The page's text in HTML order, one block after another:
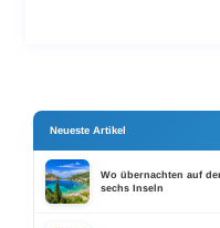
Neueste Artikel
Wo übernachten auf
sechs Inseln